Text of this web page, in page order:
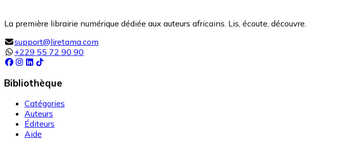
La première librairie numérique dédiée aux auteurs africains. Lis, écoute, découvre.
support@liretama.com
+229 55 72 90 90
Bibliothèque
Catégories
Auteurs
Éditeurs
Aide